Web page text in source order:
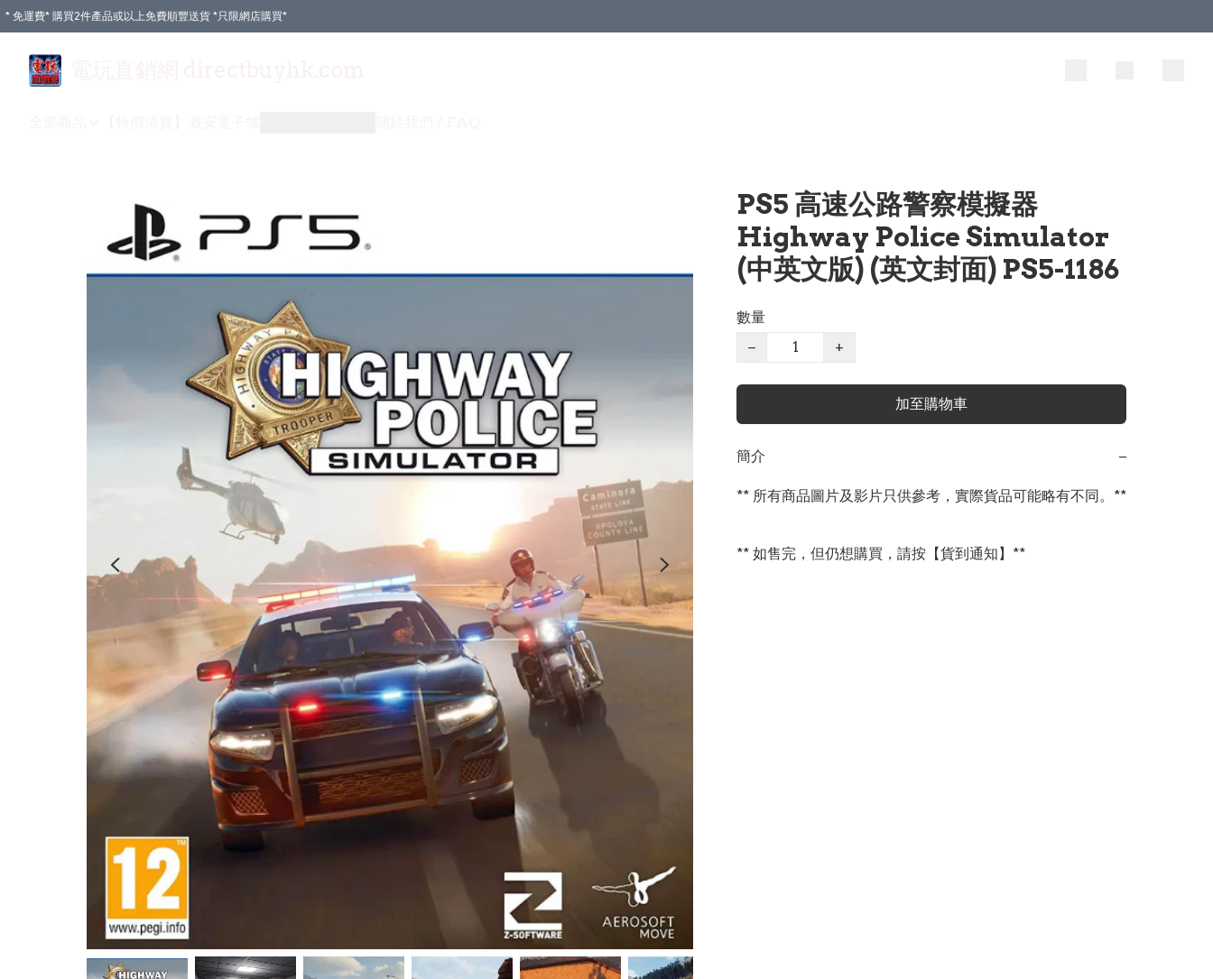
* 免運費* 購買2件產品或以上免費順豐送貨 *只限網店購買*
PS5 高速公路警察模擬器
Highway Police Simulator
(中英文版) (英文封面) PS5-1186
數量
−
+
加至購物車
簡介 −
** 所有商品圖片及影片只供參考，實際貨品可能略有不同。**
** 如售完，但仍想購買，請按【貨到通知】**